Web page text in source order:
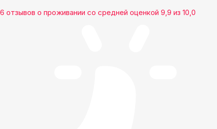
6 отзывов о проживании со средней оценкой 9,9 из 10,0